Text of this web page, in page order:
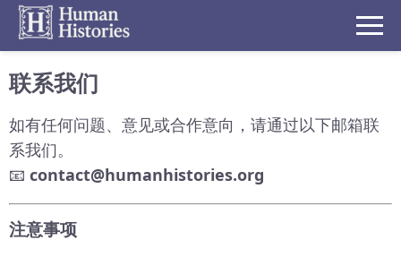
联系我们
如有任何问题、意见或合作意向，请通过以下邮箱联
系我们。
📧 contact@humanhistories.org
注意事项